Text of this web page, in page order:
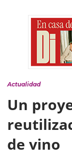
Actualidad
Un
de vino